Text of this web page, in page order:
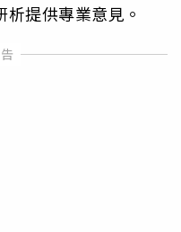
提供專業意見。